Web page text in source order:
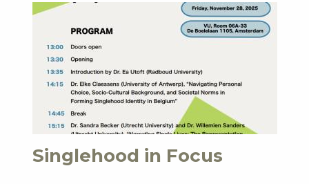
Singlehood in Focus